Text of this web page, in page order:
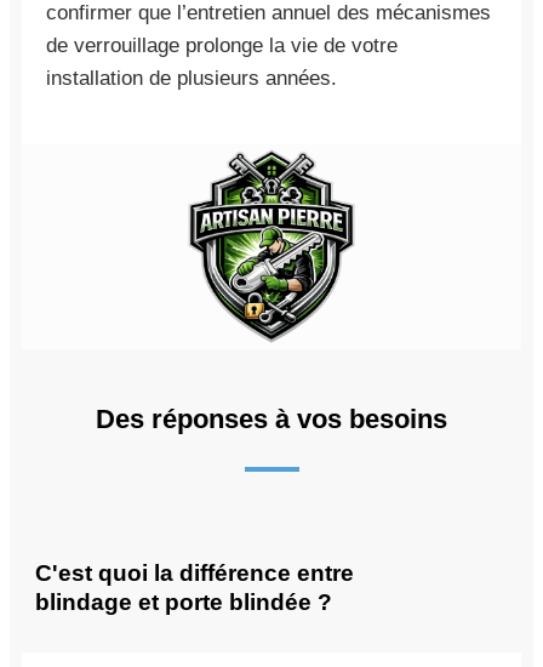
confirmer que l’entretien annuel des mécanismes
de verrouillage prolonge la vie de votre
installation de plusieurs années.
Des réponses à vos besoins
C'est quoi la différence entre
blindage et porte blindée ?